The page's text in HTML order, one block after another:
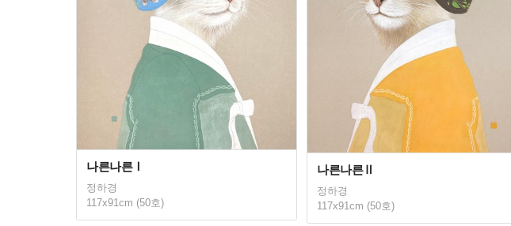
나른나른Ⅰ
정하경
117x91cm (50호)
나른나른Ⅱ
정하경
117x91cm (50호)